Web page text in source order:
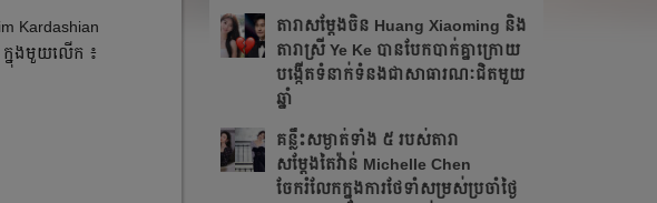
Kardashian
ក្នុង​មួយ​លើក ៖
តារាសម្ដែងចិន Huang Xiaoming និង
តារាស្រី Ye Ke បានបែកបាក់គ្នាក្រោយ
បង្កើតទំនាក់ទំនងជាសាធារណៈជិតមួយ
ឆ្នាំ
គន្លឹះសម្ងាត់ទាំង ៥ របស់តារា
សម្តែងតៃវ៉ាន់ Michelle Chen
ចែករំលែកក្នុងការថែទាំសម្រស់ប្រចាំថ្ងៃ